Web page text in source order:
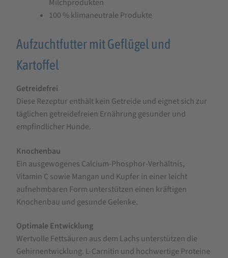
Milchprodukten
100 % klimaneutrale Produkte
Aufzuchtfutter mit Geflügel und
Kartoffel
Getreidefrei
Diese Rezeptur enthält kein Getreide und eignet sich zur
täglichen getreidefreien Ernährung gesunder und
empfindlicher Hunde.
Knochenbau
Ein ausgewogenes Calcium-Phosphor-Verhältnis,
Vitamin C sowie Mangan und Kupfer in einer leicht
aufnehmbaren Form unterstützen einen kräftigen
Knochenbau und gesunde Gelenke.
Optimale Entwicklung
Wertvolle Fettsäuren aus dem Lachs unterstützen die
Gehirnentwicklung. L-Carnitin und hochwertige Proteine